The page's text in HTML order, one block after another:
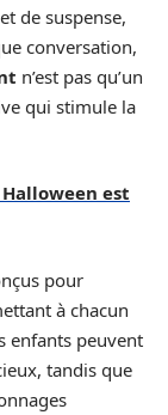
de suspense,
conversation,
n’est pas qu’un
qui stimule la
est
pour
à chacun
enfants peuvent
tandis que